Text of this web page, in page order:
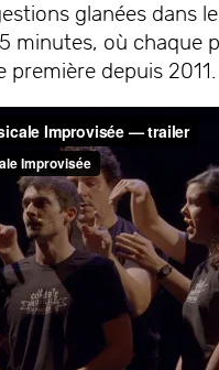
glanées dans
minutes, où chaque
première depuis 2011.